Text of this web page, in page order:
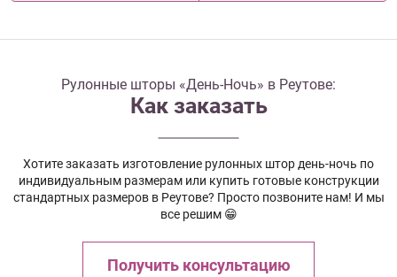
Рулонные шторы «День-Ночь» в Реутове:
Как заказать
Хотите заказать изготовление рулонных штор день-ночь по
индивидуальным размерам или купить готовые конструкции
стандартных размеров в Реутове? Просто позвоните нам! И мы
все решим 😁
Получить консультацию